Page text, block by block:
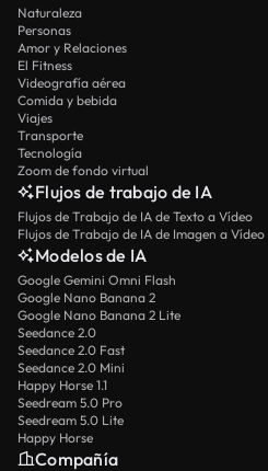
Naturaleza
Personas
Amor y Relaciones
El Fitness
Videografía aérea
Comida y bebida
Viajes
Transporte
Tecnología
Zoom de fondo virtual
Flujos de trabajo de IA
Flujos de Trabajo de IA de Texto a Vídeo
Flujos de Trabajo de IA de Imagen a Vídeo
Modelos de IA
Google Gemini Omni Flash
Google Nano Banana 2
Google Nano Banana 2 Lite
Seedance 2.0
Seedance 2.0 Fast
Seedance 2.0 Mini
Happy Horse 1.1
Seedream 5.0 Pro
Seedream 5.0 Lite
Happy Horse
Compañía